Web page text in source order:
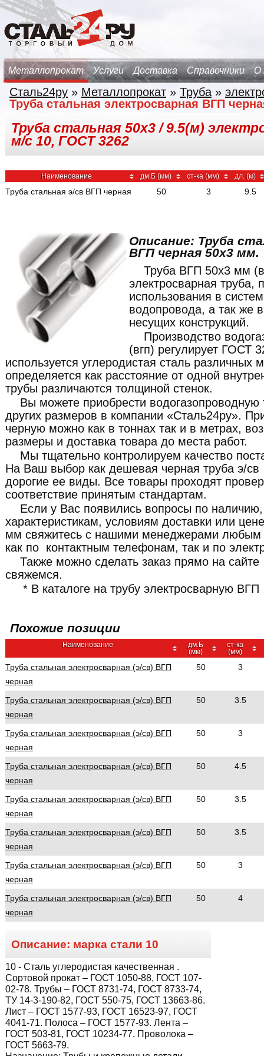
Металлопрокат Услуги Доставка Справочники О
Сталь24ру » Металлопрокат » Труба »
Труба стальная электросварная ВГП
Труба стальная 50х3 / 9.5(м)
м/с 10, ГОСТ 3262
Наименование дм.Б (мм) ст-ка (мм) дл. (м)
Труба стальная э/св ВГП черная 50 3 9.5
Описание: Труба
ВГП черная 50x3 мм.
Труба ВГП 50x3 мм
электросварная труба,
использования в
водопровода, а так же
несущих конструкций.
Производство
(вгп) регулирует ГОСТ
используется углеродистая сталь различных
определяется как расстояние от одной
трубы различаются толщиной стенок.
Вы можете приобрести
других размеров в компании «Сталь24ру».
черную можно как в тоннах так и в метрах,
размеры и доставка товара до места работ.
Мы тщательно контролируем качество
На Ваш выбор как дешевая черная труба э/
дорогие ее виды. Все товары проходят
соответствие принятым стандартам.
Если у Вас появились вопросы по наличию,
характеристикам, условиям доставки или
мм свяжитесь с нашими менеджерами любым
как по контактным телефонам, так и по
Также можно сделать заказ прямо на
свяжемся.
* В каталоге на трубу электросварную
Похожие позиции
Наименование
дм.Б
(мм)
ст-ка
(мм)
Труба стальная электросварная (э/св) ВГП
черная
50 3
Труба стальная электросварная (э/св) ВГП
черная
50 3.5
Труба стальная электросварная (э/св) ВГП
черная
50 3
Труба стальная электросварная (э/св) ВГП
черная
50 4.5
Труба стальная электросварная (э/св) ВГП
черная
50 3.5
Труба стальная электросварная (э/св) ВГП
черная
50 3.5
Труба стальная электросварная (э/св) ВГП
черная
50 3
Труба стальная электросварная (э/св) ВГП
черная
50 4
Описание: марка стали 10
10 - Сталь углеродистая качественная .
Сортовой прокат – ГОСТ 1050-88, ГОСТ 107-
02-78. Трубы – ГОСТ 8731-74, ГОСТ 8733-74,
ТУ 14-3-190-82, ГОСТ 550-75, ГОСТ 13663-86.
Лист – ГОСТ 1577-93, ГОСТ 16523-97, ГОСТ
4041-71. Полоса – ГОСТ 1577-93. Лента –
ГОСТ 503-81, ГОСТ 10234-77. Проволока –
ГОСТ 5663-79.